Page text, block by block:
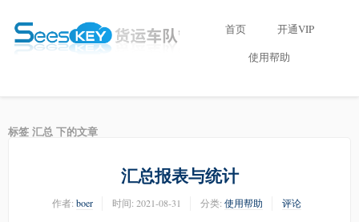
首页
开通VIP
使用帮助
标签 汇总 下的文章
汇总报表与统计
作者: boer 时间: 2021-08-31 分类: 使用帮助 评论